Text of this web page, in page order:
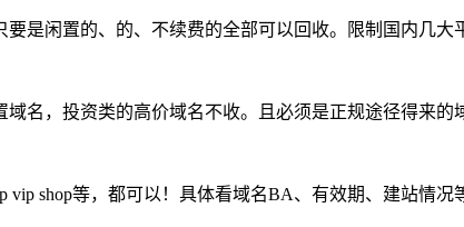
要是闲置的、的、不续费的全部可以回收。限制国内几
域名，投资类的高价域名不收。且必须是正规途径得来的
vip shop等，都可以！具体看域名BA、有效期、建站情况